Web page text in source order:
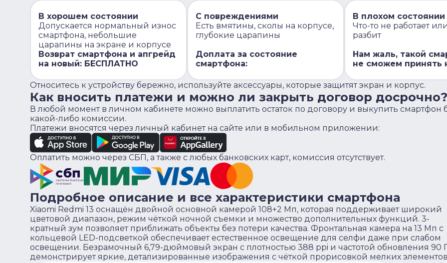
В хорошем состоянии
Допускается нормальный износ
смартфона, небольшие
царапины на экране и корпусе
Возврат смартфона и апгрейд
на новый: БЕСПЛАТНО
С повреждениями
Есть вмятины, сколы на корпусе,
глубокие царапины
Доплата за состояние
смартфона:
В плохом состоянии
Что-то не работает
разбит
Нам жаль, такой
не сможем принять
Относитесь к устройству бережно, используйте аксессуары, которые защитят экран и корпус.
Как вносить платежи и можно ли закрыть договор досрочно?
В любой момент в личном кабинете можно выплатить остаток по договору и выкупить смартфон
какой-либо комиссии.
Платежи вносятся через личный кабинет на сайте или в мобильном приложении:
Оплатить можно через СБП, а также с любых банковских карт, комиссия отсутствует.
Подробное описание и все характеристики смартфона
Xiaomi Redmi 13 оснащён двойной основной камерой 108+2 Мп, которая поддерживает широкий
цветовой диапазон, режим чёткой ночной съемки и множество дополнительных функций. 3-
кратный зум позволяет приближать объекты без потери качества. Фронтальная камера на 13 Мп с
кольцевой LED-подсветкой обеспечивает естественное освещение для селфи даже при слабом
освещении. Безрамочный 6,79-дюймовый экран с плотностью 388 ppi и частотой обновления 90
демонстрирует яркие, детализированные изображения с чёткой прорисовкой мелких